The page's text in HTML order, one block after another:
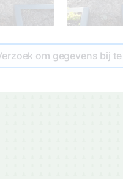
om gegevens bij